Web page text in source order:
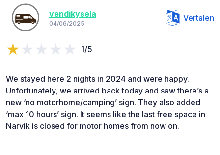
vendikysela
04/06/2025
Vertalen
1/5
We stayed here 2 nights in 2024 and were happy.
Unfortunately, we arrived back today and saw there’s a
new ‘no motorhome/camping’ sign. They also added
‘max 10 hours’ sign. It seems like the last free space in
Narvik is closed for motor homes from now on.